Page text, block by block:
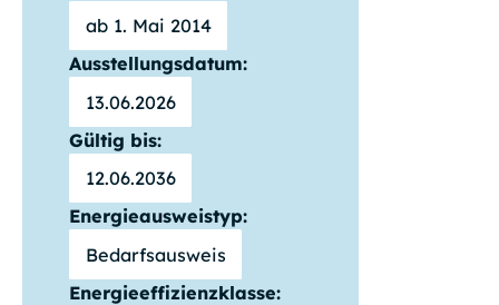
ab 1. Mai 2014
Ausstellungsdatum:
13.06.2026
Gültig bis:
12.06.2036
Energieausweistyp:
Bedarfsausweis
Energieeffizienzklasse: